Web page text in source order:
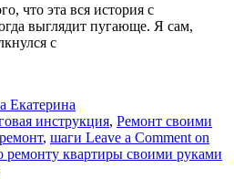
что эта вся история с
выглядит пугающе. Я сам,
с
Екатерина
инструкция, Ремонт своими
ремонт, шаги Leave a Comment on
ремонту квартиры своими руками